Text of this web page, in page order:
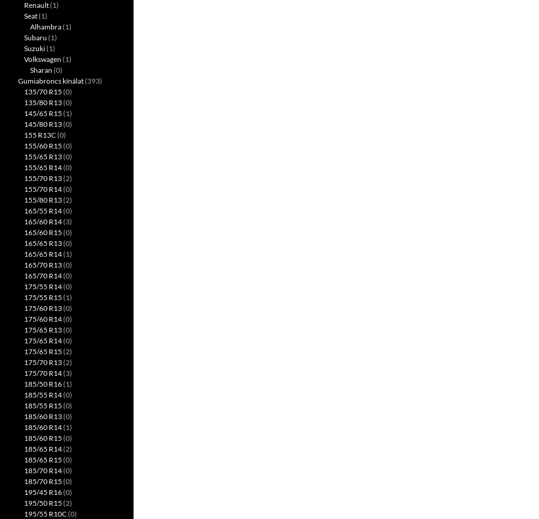
Renault(1)
Seat(1)
Alhambra(1)
Subaru (1)
Suzuki(1)
Volkswagen (1)
Sharan (0)
Gumiabroncs kínálat(393)
135/70 R15 (0)
135/80 R13(0)
145/65 R15 (1)
145/80 R13(0)
155 R13C(0)
155/60 R15 (0)
155/65 R13(0)
155/65 R14(0)
155/70 R13(2)
155/70 R14(0)
155/80 R13(2)
165/55 R14(0)
165/60 R14(3)
165/60 R15 (0)
165/65 R13(0)
165/65 R14(1)
165/70 R13(0)
165/70 R14(0)
175/55 R14(0)
175/55 R15 (1)
175/60 R13(0)
175/60 R14(0)
175/65 R13(0)
175/65 R14(0)
175/65 R15 (2)
175/70 R13(2)
175/70 R14(3)
185/50 R16(1)
185/55 R14(0)
185/55 R15 (0)
185/60 R13(0)
185/60 R14(1)
185/60 R15 (0)
185/65 R14(2)
185/65 R15 (0)
185/70 R14(0)
185/70 R15 (0)
195/45 R16(0)
195/50 R15 (2)
195/55 R10C(0)